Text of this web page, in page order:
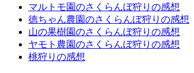
マルトモ園のさくらんぼ狩りの感想
徳ちゃん農園のさくらんぼ狩りの感想
山の果樹園のさくらんぼ狩りの感想
ヤモト農園のさくらんぼ狩りの感想
桃狩りの感想